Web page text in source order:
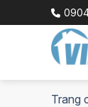
to
Trang